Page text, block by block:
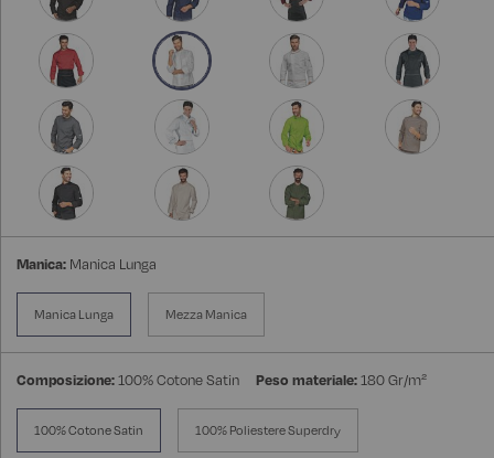
Manica: Manica Lunga
Manica Lunga Mezza Manica
Composizione:100% Cotone Satin Peso materiale:180 Gr/m²
100% Cotone Satin 100% Poliestere Superdry